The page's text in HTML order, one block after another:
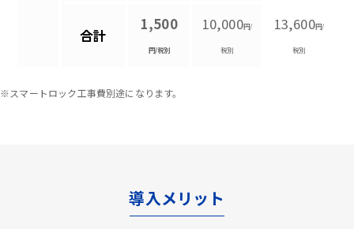
合計
1,500
円/税別
10,000円/
税別
13,600円/
税別
※スマートロック工事費別途になります。
導入メリット